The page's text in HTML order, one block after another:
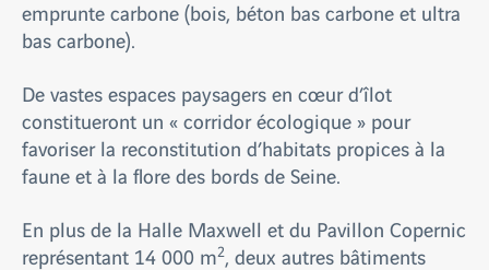
emprunte carbone (bois, béton bas carbone et ultra
bas carbone).
De vastes espaces paysagers en cœur d’îlot
constitueront un « corridor écologique » pour
favoriser la reconstitution d’habitats propices à la
faune et à la flore des bords de Seine.
En plus de la Halle Maxwell et du Pavillon Copernic
représentant 14 000 m2, deux autres bâtiments